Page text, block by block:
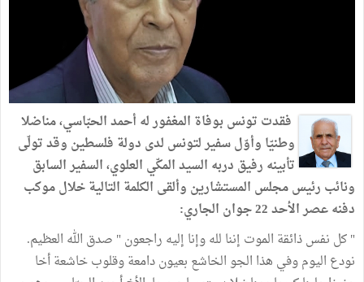
فقدت تونس بوفاة المغفور له أحمد الحبّاسي، مناضلا
وطنيّا وأوّل سفير لتونس لدى دولة فلسطين وقد تولّى
تأبينه رفيق دربه السيد المكّي العلوي، السفير السابق
ونائب رئيس مجلس المستشارين وألقى الكلمة التالية خلال موكب
دفنه عصر الأحد 22 جوان الجاري:
" كل نفس ذائقة الموت إننا لله وإنا إليه راجعون " صدق الله العظيم.
نودع اليوم وفي هذا الجو الخاشع بعيون دامعة وقلوب خاشعة أخا